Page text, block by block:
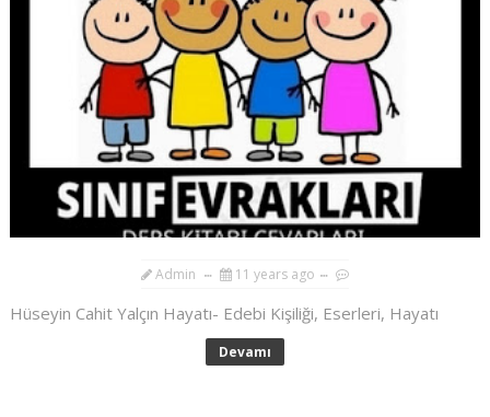
Admin 11 years ago
Hüseyin Cahit Yalçın Hayatı- Edebi Kişiliği, Eserleri, Hayatı
Devamı